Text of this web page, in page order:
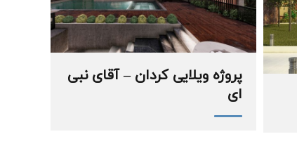
پروژه ویلایی کردان – آقای نبی
ای